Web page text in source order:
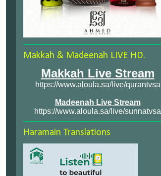
Makkah & Madeenah LIVE HD.
Makkah Live Stream
https://www.aloula.sa/live/qurantvsa
Madeenah Live Stream
https://www.aloula.sa/live/sunnatvsa
Haramain Translations